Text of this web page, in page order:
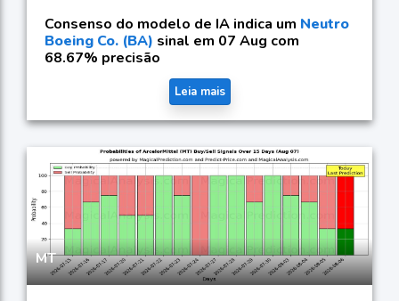
Consenso do modelo de IA indica um Neutro
Boeing Co. (BA) sinal em 07 Aug com
68.67% precisão
Leia mais
MT